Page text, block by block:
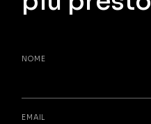
NOME
EMAIL